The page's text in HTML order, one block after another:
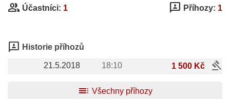
group Účastníci: 1 3p Příhozy: 1
3p Historie příhozů
21.5.2018 18:10 1 500 Kč
gavel
toc Všechny příhozy